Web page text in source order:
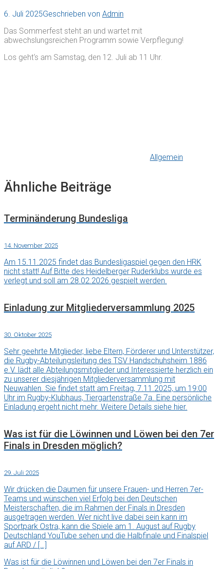
6. Juli 2025Geschrieben von Admin
Das Sommerfest steht an und wartet mit
abwechslungsreichen Programm sowie Verpflegung!
Los geht‘s am Samstag, den 12. Juli ab 11 Uhr.
Allgemein
Ähnliche Beiträge
Terminänderung Bundesliga
14. November 2025
Am 15.11.2025 findet das Bundesligaspiel gegen den HRK
nicht statt! Auf Bitte des Heidelberger Ruderklubs wurde es
verlegt und soll am 28.02.2026 gespielt werden.
Einladung zur Mitgliederversammlung 2025
30. Oktober 2025
Sehr geehrte Mitglieder, liebe Eltern, Förderer und Unterstützer,
die Rugby-Abteilungsleitung des TSV Handschuhsheim 1886
e.V. lädt alle Abteilungsmitglieder und Interessierte herzlich ein
zu unserer diesjährigen Mitgliederversammlung mit
Neuwahlen. Sie findet statt am Freitag, 7.11.2025, um 19:00
Uhr im Rugby-Klubhaus, Tiergartenstraße 7a. Eine persönliche
Einladung ergeht nicht mehr. Weitere Details siehe hier.
Was ist für die Löwinnen und Löwen bei den 7er
Finals in Dresden möglich?
29. Juli 2025
Wir drücken die Daumen für unsere Frauen- und Herren 7er-
Teams und wünschen viel Erfolg bei den Deutschen
Meisterschaften, die im Rahmen der Finals in Dresden
ausgetragen werden. Wer nicht live dabei sein kann im
Sportpark Ostra, kann die Spiele am 1. August auf Rugby
Deutschland YouTube sehen und die Halbfinale und Finalspiel
auf ARD / […]
Was ist für die Löwinnen und Löwen bei den 7er Finals in